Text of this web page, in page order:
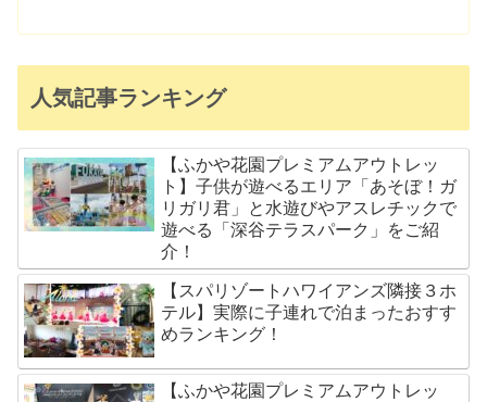
人気記事ランキング
【ふかや花園プレミアムアウトレッ
ト】子供が遊べるエリア「あそぼ！ガ
リガリ君」と水遊びやアスレチックで
遊べる「深谷テラスパーク」をご紹
介！
【スパリゾートハワイアンズ隣接３ホ
テル】実際に子連れで泊まったおすす
めランキング！
【ふかや花園プレミアムアウトレッ